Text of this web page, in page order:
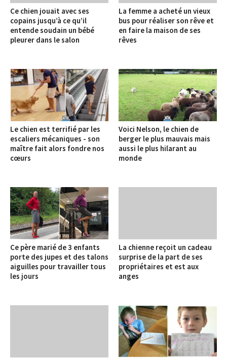
Ce chien jouait avec ses
copains jusqu’à ce qu’il
entende soudain un bébé
pleurer dans le salon
La femme a acheté un vieux
bus pour réaliser son rêve et
en faire la maison de ses
rêves
Le chien est terrifié par les
escaliers mécaniques - son
maître fait alors fondre nos
cœurs
Voici Nelson, le chien de
berger le plus mauvais mais
aussi le plus hilarant au
monde
Ce père marié de 3 enfants
porte des jupes et des talons
aiguilles pour travailler tous
les jours
La chienne reçoit un cadeau
surprise de la part de ses
propriétaires et est aux
anges